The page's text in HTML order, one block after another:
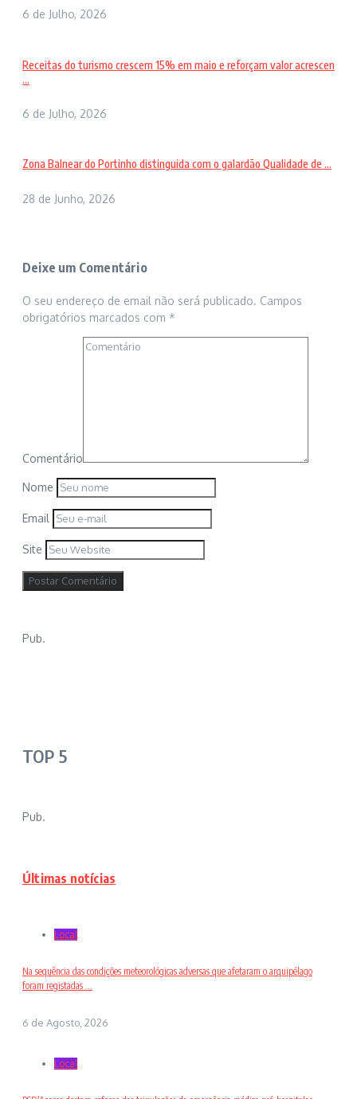
6 de Julho, 2026
Receitas do turismo crescem 15% em maio e reforçam valor acrescen
...
6 de Julho, 2026
Zona Balnear do Portinho distinguida com o galardão Qualidade de ...
28 de Junho, 2026
Deixe um Comentário
O seu endereço de email não será publicado. Campos
obrigatórios marcados com *
Comentário
Nome
Email
Site
Pub.
TOP 5
Pub.
Últimas notícias
Local
Na sequência das condições meteorológicas adversas que afetaram o arquipélago
foram registadas ...
6 de Agosto, 2026
Local